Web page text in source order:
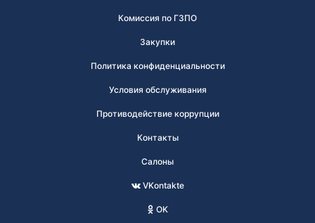
Комиссия по ГЗПО
Закупки
Политика конфиденциальности
Условия обслуживания
Противодействие коррупции
Контакты
Салоны
VKontakte
OK